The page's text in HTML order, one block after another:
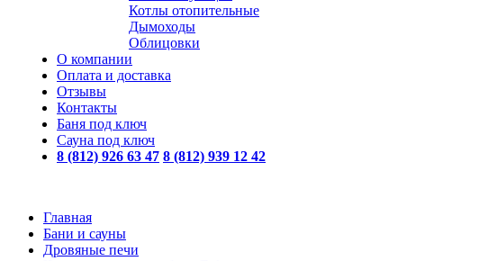
Котлы отопительные
Дымоходы
Облицовки
О компании
Оплата и доставка
Отзывы
Контакты
Баня под ключ
Сауна под ключ
8 (812) 926 63 47 8 (812) 939 12 42
Главная
Бани и сауны
Дровяные печи